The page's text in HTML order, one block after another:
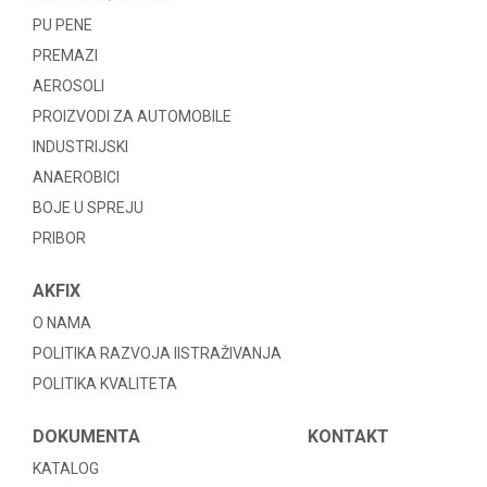
PU PENE
PREMAZI
AEROSOLI
PROIZVODI ZA AUTOMOBILE
INDUSTRIJSKI
ANAEROBICI
BOJE U SPREJU
PRIBOR
AKFIX
O NAMA
POLITIKA RAZVOJA IISTRAŽIVANJA
POLITIKA KVALITETA
DOKUMENTA
KATALOG
KONTAKT